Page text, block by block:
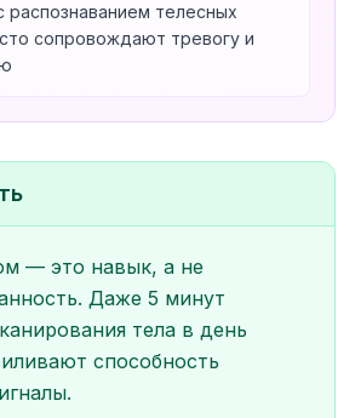
распознаванием телесных
сопровождают тревогу и
— это навык, а не
Даже 5 минут
тела в день
способность